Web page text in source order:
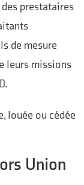
prestataires
de mesure
leurs missions
louée ou cédée
Union